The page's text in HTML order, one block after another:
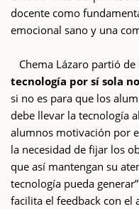
docente como
emocional sano y una
Chema Lázaro partió de
tecnología por sí sola
si no es para que los
debe llevar la tecnología
alumnos motivación por
la necesidad de fijar los
que así mantengan su
tecnología pueda
facilita el feedback con el